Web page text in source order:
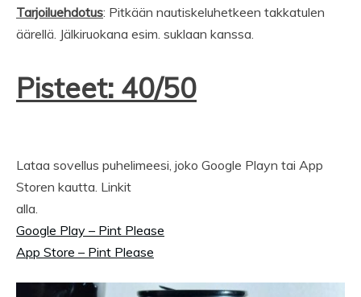
Tarjoiluehdotus: Pitkään nautiskeluhetkeen takkatulen
äärellä. Jälkiruokana esim. suklaan kanssa.
Pisteet: 40/50
Lataa sovellus puhelimeesi, joko Google Playn tai App
Storen kautta. Linkit
alla.
Google Play – Pint Please
App Store – Pint Please